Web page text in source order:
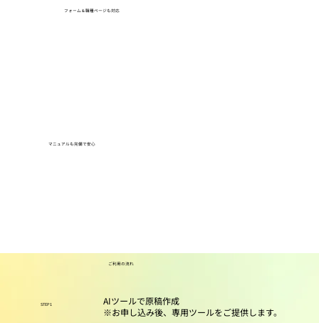
フォーム＆職種ページも対応
マニュアルも完備で安心
ご利用の流れ
STEP1
AIツールで原稿作成
※お申し込み後、専用ツールをご提供します。